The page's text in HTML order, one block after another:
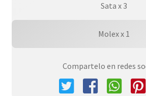
Sata x 3
Molex x 1
Compartelo en redes